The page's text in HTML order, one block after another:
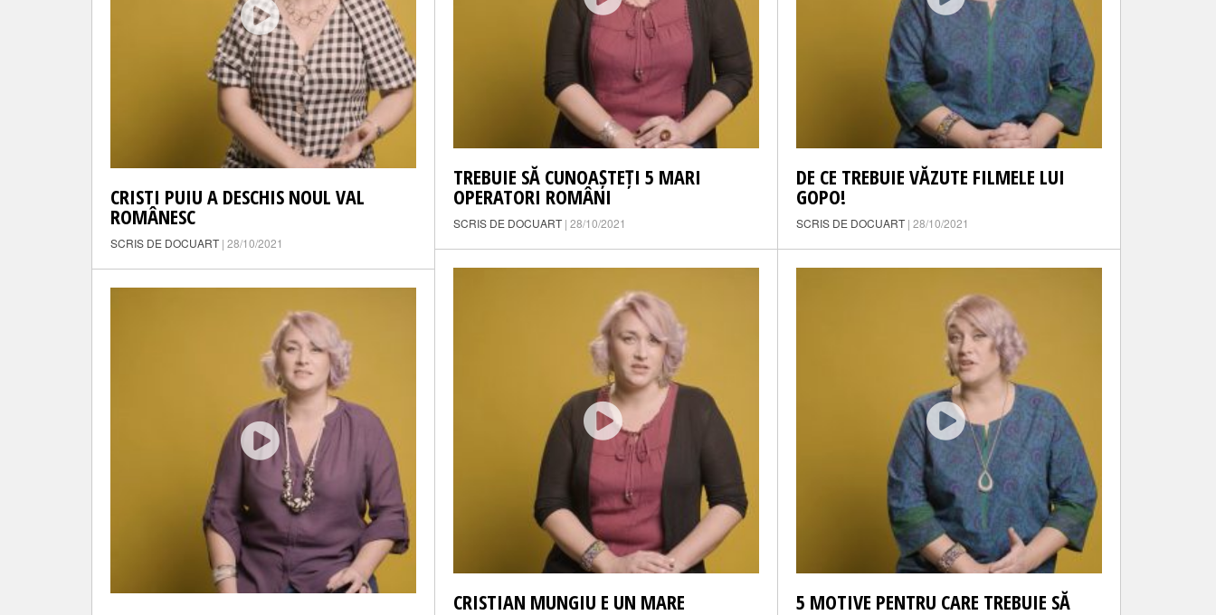
TREBUIE SĂ CUNOAȘTEȚI 5 MARI
OPERATORI ROMÂNI
SCRIS DE DOCUART | 28/10/2021
DE CE TREBUIE VĂZUTE FILMELE LUI
GOPO!
SCRIS DE DOCUART | 28/10/2021
CRISTI PUIU A DESCHIS NOUL VAL
ROMÂNESC
SCRIS DE DOCUART | 28/10/2021
CRISTIAN MUNGIU E UN MARE 5 MOTIVE PENTRU CARE TREBUIE SĂ